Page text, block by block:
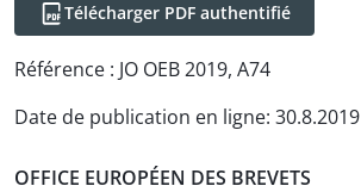
Télécharger PDF authentifié
Référence : JO OEB 2019, A74
Date de publication en ligne: 30.8.2019
OFFICE EUROPÉEN DES BREVETS